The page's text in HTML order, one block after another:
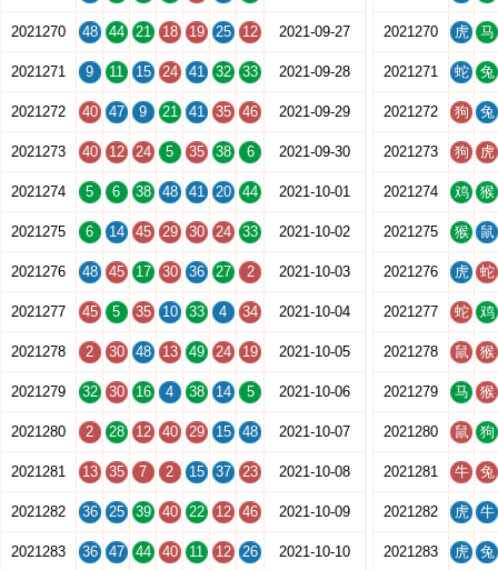
2021270 48 44 21 18 19 25 12 2021-09-27
2021271 9 11 15 24 41 32 33 2021-09-28
2021272 40 47 9 21 41 35 46 2021-09-29
2021273 40 12 24 5 35 38 6 2021-09-30
2021274 5 6 38 48 41 20 44 2021-10-01
2021275 6 14 45 29 30 24 33 2021-10-02
2021276 48 45 17 30 36 27 2 2021-10-03
2021277 45 5 35 10 33 4 34 2021-10-04
2021278 2 30 48 13 49 24 19 2021-10-05
2021279 32 30 16 4 38 14 5 2021-10-06
2021280 2 28 12 40 29 15 48 2021-10-07
2021281 13 35 7 2 15 37 23 2021-10-08
2021282 36 25 39 40 22 12 46 2021-10-09
2021283 36 47 44 40 11 12 26 2021-10-10
2021270 虎 马
2021271 蛇 兔
2021272 狗 兔
2021273 狗 虎
2021274 鸡 猴
2021275 猴 鼠
2021276 虎 蛇
2021277 蛇 鸡
2021278 鼠 猴
2021279 马 猴
2021280 鼠 狗
2021281 牛 兔
2021282 虎 牛
2021283 虎 兔